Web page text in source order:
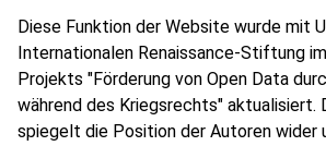
Diese Funktion der Website wurde mit
Internationalen Renaissance-Stiftung
Projekts "Förderung von Open Data
während des Kriegsrechts" aktualisiert.
spiegelt die Position der Autoren wider